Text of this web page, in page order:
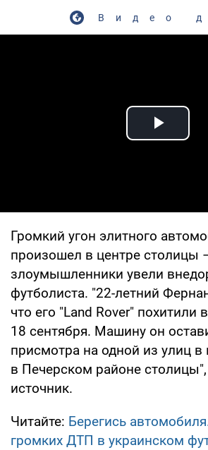
Видео
Play
Громкий угон элитного
произошел в центре столицы
злоумышленники увели
футболиста. "22-летний
что его "Land Rover" похитили
18 сентября. Машину он
присмотра на одной из улиц в
в Печерском районе
источник.
Читайте: Берегись
громких ДТП в украинском